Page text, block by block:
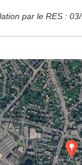
par le RES :